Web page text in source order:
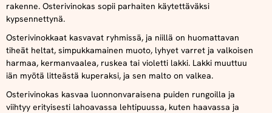
rakenne. Osterivinokas sopii parhaiten käytettäväksi
kypsennettynä.
Osterivinokkaat kasvavat ryhmissä, ja niillä on huomattavan
tiheät heltat, simpukkamainen muoto, lyhyet varret ja valkoisen
harmaa, kermanvaalea, ruskea tai violetti lakki. Lakki muuttuu
iän myötä litteästä kuperaksi, ja sen malto on valkea.
Osterivinokas kasvaa luonnonvaraisena puiden rungoilla ja
viihtyy erityisesti lahoavassa lehtipuussa, kuten haavassa ja